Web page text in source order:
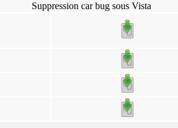
Suppression car bug sous Vista